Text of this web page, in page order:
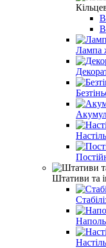
Лампа
Штативи та